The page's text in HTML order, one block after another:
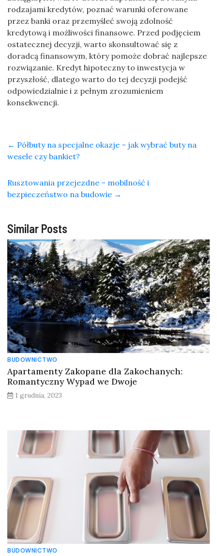
rodzajami kredytów, poznać warunki oferowane
przez banki oraz przemyśleć swoją zdolność
kredytową i możliwości finansowe. Przed podjęciem
ostatecznej decyzji, warto skonsultować się z
doradcą finansowym, który pomoże dobrać najlepsze
rozwiązanie. Kredyt hipoteczny to inwestycja w
przyszłość, dlatego warto do tej decyzji podejść
odpowiedzialnie i z pełnym zrozumieniem
konsekwencji.
← Półbuty na specjalne okazje – jak wybrać buty na
wesele czy bankiet?
Rusztowania przejezdne – mobilność i
bezpieczeństwo na budowie →
Similar Posts
BUDOWNICTWO
Apartamenty Zakopane dla Zakochanych:
Romantyczny Wypad we Dwoje
1 grudnia, 2023
BUDOWNICTWO